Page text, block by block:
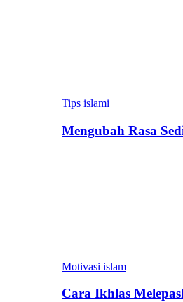
Tips islami
Mengubah Rasa
Motivasi islam
Cara Ikhlas